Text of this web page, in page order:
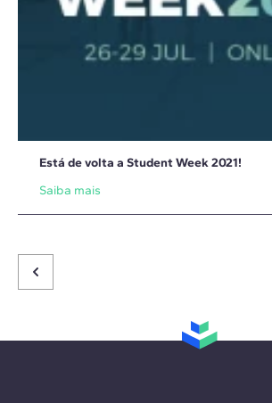
Está de volta a Student Week 2021!
Saiba mais